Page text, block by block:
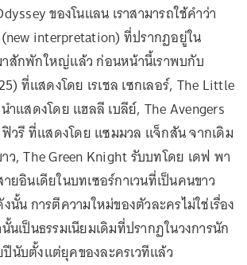
ของโนแลน เราสามารถใช้คำว่า
interpretation) ที่ปรากฏอยู่ใน
สักพักใหญ่แล้ว ก่อนหน้านี้เราพบกับ
ที่แสดงโดย เรเชล เซกเลอร์, The Little
ำแสดงโดย แฮลลี เบลีย์, The Avengers
วรี ที่แสดงโดย แซมมวล แจ็กสัน จากเดิม
ว, The Green Knight รับบทโดย เดฟ พา
ยอินเดียในบทเซอร์กาเวนที่เป็นคนขาว
นั้น การตีความใหม่ของตัวละครไม่ใช่เรื่อง
นเป็นธรรมเนียมเดิมที่ปรากฏในวงการนัก
นับตั้งแต่ยุคของละครเวทีแล้ว